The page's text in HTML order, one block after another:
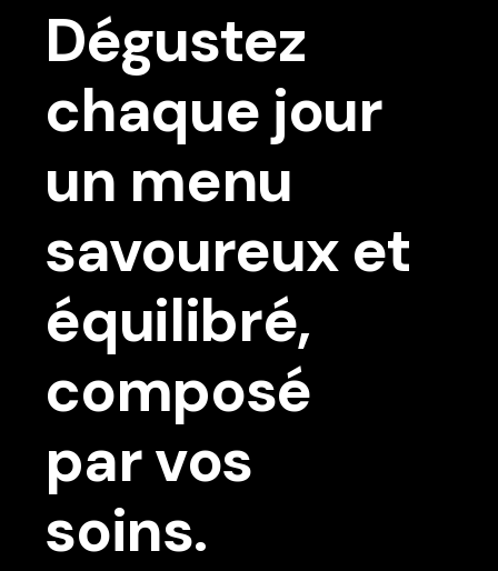
Dégustez
chaque jour
un menu
savoureux et
équilibré,
composé
par vos
soins.